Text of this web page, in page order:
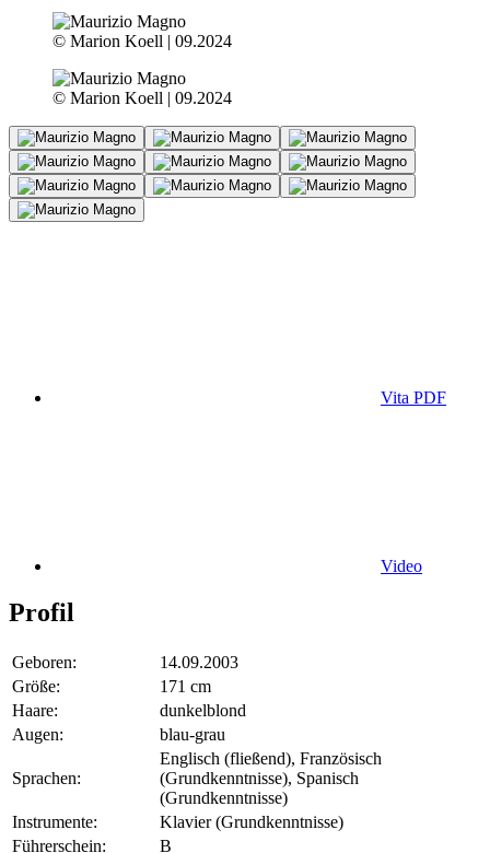
© Marion Koell | 09.2024
© Marion Koell | 09.2024
Vita PDF
Video
Profil
Geboren:
14.09.2003
Größe:
171 cm
Haare:
dunkelblond
Augen:
blau-grau
Sprachen:
Englisch (fließend), Französisch
(Grundkenntnisse), Spanisch
(Grundkenntnisse)
Instrumente:
Klavier (Grundkenntnisse)
Führerschein:
B